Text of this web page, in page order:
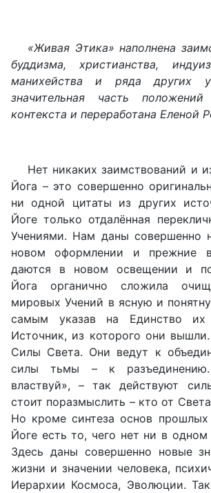
«Живая Этика» наполнена
буддизма, христианства,
манихейства и ряда других
значительная часть
контекста и переработана Еленой
Нет никаких заимствований и
Йога – это совершенно
ни одной цитаты из других
Йоге только отдалённая
Учениями. Нам даны совершенно
новом оформлении и прежние
даются в новом освещении и
Йога органично сложила
мировых Учений в ясную и
самым указав на Единство
Источник, из которого они
Силы Света. Они ведут к
силы тьмы – к
властвуй», – так действуют
стоит поразмыслить – кто от
Но кроме синтеза основ
Йоге есть то, чего нет ни в одном
Здесь даны совершенно новые
жизни и значении человека,
Иерархии Космоса, Эволюции.